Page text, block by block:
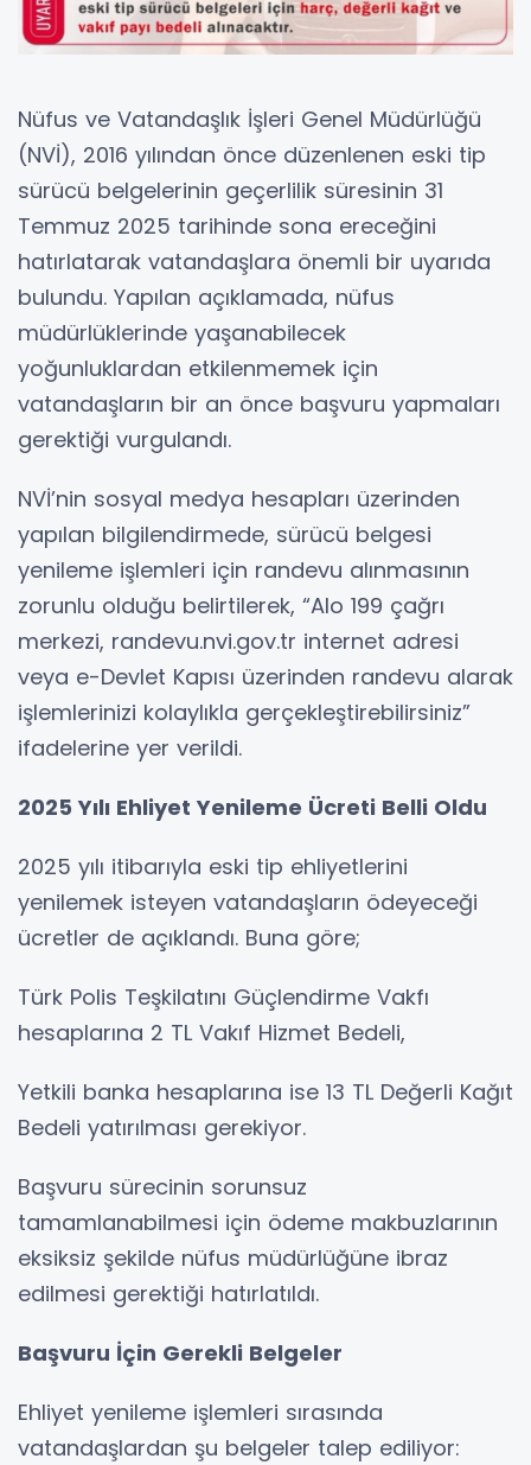
Nüfus ve Vatandaşlık İşleri Genel Müdürlüğü
(NVİ), 2016 yılından önce düzenlenen eski tip
sürücü belgelerinin geçerlilik süresinin 31
Temmuz 2025 tarihinde sona ereceğini
hatırlatarak vatandaşlara önemli bir uyarıda
bulundu. Yapılan açıklamada, nüfus
müdürlüklerinde yaşanabilecek
yoğunluklardan etkilenmemek için
vatandaşların bir an önce başvuru yapmaları
gerektiği vurgulandı.
NVİ’nin sosyal medya hesapları üzerinden
yapılan bilgilendirmede, sürücü belgesi
yenileme işlemleri için randevu alınmasının
zorunlu olduğu belirtilerek, “Alo 199 çağrı
merkezi, randevu.nvi.gov.tr internet adresi
veya e-Devlet Kapısı üzerinden randevu alarak
işlemlerinizi kolaylıkla gerçekleştirebilirsiniz”
ifadelerine yer verildi.
2025 Yılı Ehliyet Yenileme Ücreti Belli Oldu
2025 yılı itibarıyla eski tip ehliyetlerini
yenilemek isteyen vatandaşların ödeyeceği
ücretler de açıklandı. Buna göre;
Türk Polis Teşkilatını Güçlendirme Vakfı
hesaplarına 2 TL Vakıf Hizmet Bedeli,
Yetkili banka hesaplarına ise 13 TL Değerli Kağıt
Bedeli yatırılması gerekiyor.
Başvuru sürecinin sorunsuz
tamamlanabilmesi için ödeme makbuzlarının
eksiksiz şekilde nüfus müdürlüğüne ibraz
edilmesi gerektiği hatırlatıldı.
Başvuru İçin Gerekli Belgeler
Ehliyet yenileme işlemleri sırasında
vatandaşlardan şu belgeler talep ediliyor: